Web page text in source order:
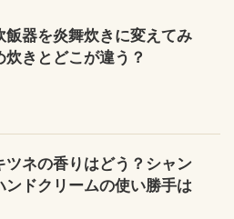
飯器を炎舞炊きに変えてみ
炊きとどこが違う？
ツネの香りはどう？シャン
ンドクリームの使い勝手は